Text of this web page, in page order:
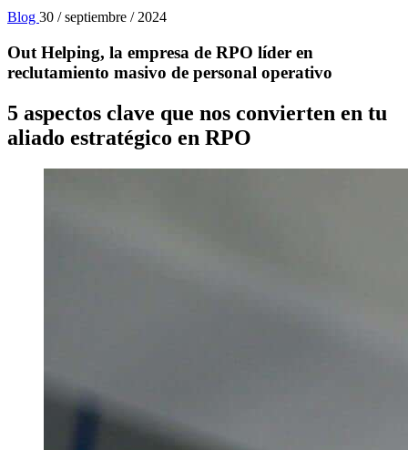
Blog 30 / septiembre / 2024
Out Helping, la empresa de RPO líder en
reclutamiento masivo de personal operativo
5 aspectos clave que nos convierten en tu
aliado estratégico en RPO